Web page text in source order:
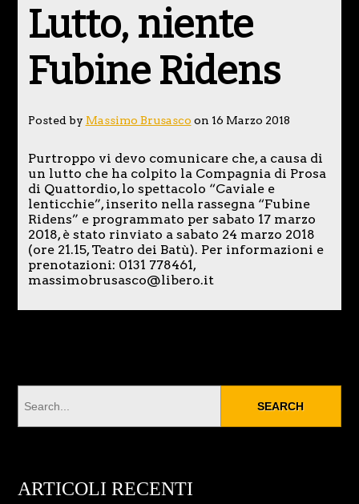
Lutto, niente
Fubine Ridens
Posted by Massimo Brusasco on 16 Marzo 2018
Purtroppo vi devo comunicare che, a causa di
un lutto che ha colpito la Compagnia di Prosa
di Quattordio, lo spettacolo “Caviale e
lenticchie”, inserito nella rassegna “Fubine
Ridens” e programmato per sabato 17 marzo
2018, è stato rinviato a sabato 24 marzo 2018
(ore 21.15, Teatro dei Batù). Per informazioni e
prenotazioni: 0131 778461,
massimobrusasco@libero.it
ARTICOLI RECENTI